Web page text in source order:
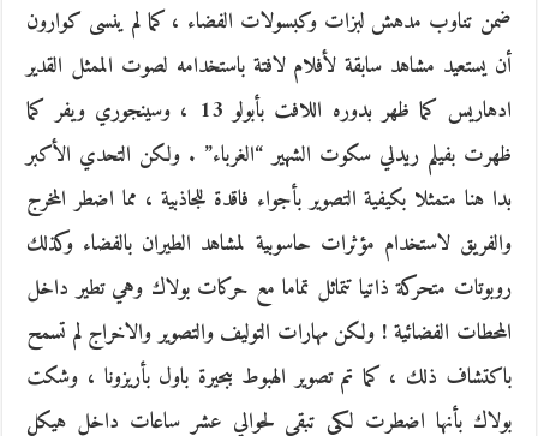
ضمن تناوب مدهش لبزات وكبسولات الفضاء ، كما لم ينسى كوارون
أن يستعيد مشاهد سابقة لأفلام لافتة باستخدامه لصوت الممثل القدير
ادهاريس كما ظهر بدوره اللافت بأبولو 13 ، وسينجوري ويفر كما
ظهرت بفيلم ريدلي سكوت الشهير “الغرباء” . ولكن التحدي الأكبر
بدا هنا متمثلا بكيفية التصوير بأجواء فاقدة للجاذبية ، مما اضطر المخرج
والفريق لاستخدام مؤثرات حاسوبية لمشاهد الطيران بالفضاء وكذلك
روبوتات متحركة ذاتيا تتماثل تماما مع حركات بولاك وهي تطير داخل
المحطات الفضائية ! ولكن مهارات التوليف والتصوير والاخراج لم تسمح
باكتشاف ذلك ، كما تم تصوير الهبوط ببحيرة باول بأريزونا ، وشكت
بولاك بأنها اضطرت لكي تبقى لحوالي عشر ساعات داخل هيكل